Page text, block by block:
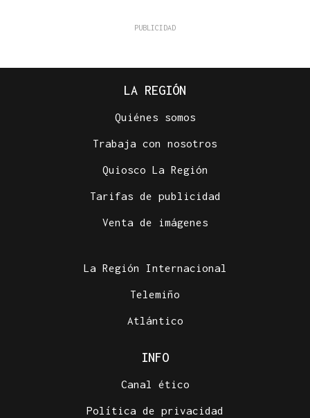
LA REGIÓN
Quiénes somos
Trabaja con nosotros
Quiosco La Región
Tarifas de publicidad
Venta de imágenes
La Región Internacional
Telemiño
Atlántico
INFO
Canal ético
Política de privacidad